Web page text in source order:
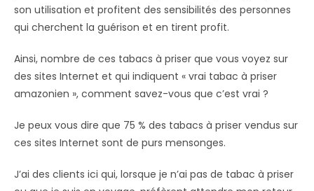
son utilisation et profitent des sensibilités des personnes
qui cherchent la guérison et en tirent profit.
Ainsi, nombre de ces tabacs à priser que vous voyez sur
des sites Internet et qui indiquent « vrai tabac à priser
amazonien », comment savez-vous que c’est vrai ?
Je peux vous dire que 75 % des tabacs à priser vendus sur
ces sites Internet sont de purs mensonges.
J’ai des clients ici qui, lorsque je n’ai pas de tabac à priser